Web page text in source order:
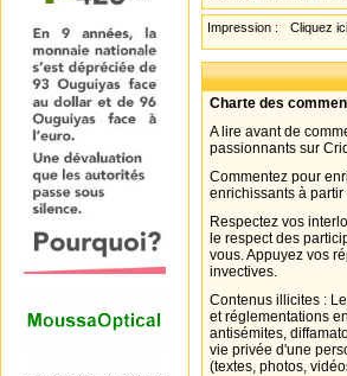
Impression : Cliquez
Charte des
A lire avant de
passionnants sur
Commentez pour
enrichissants à
Respectez vos
le respect des
vous. Appuyez vos
invectives.
Contenus illicites :
et réglementations
antisémites,
vie privée d'une
(textes, photos,